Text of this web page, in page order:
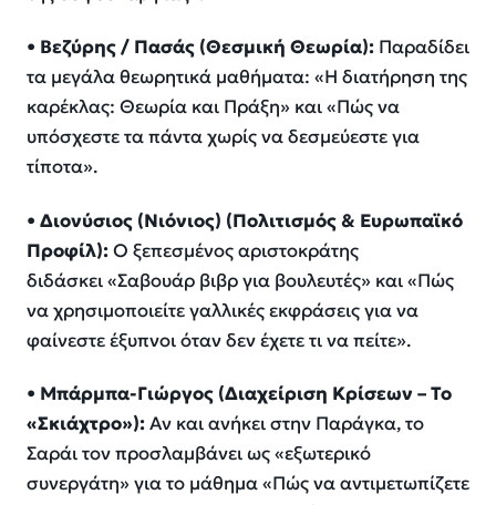
• Βεζύρης/ Πασάς (Θεσμική Θεωρία): Παραδίδει
τα μεγάλα θεωρητικά μαθήματα: «Η διατήρηση της
καρέκλας: Θεωρία και Πράξη» και«Πώς να
υπόσχεστε τα πάντα χωρίς να δεσμεύεστε για
τίποτα».
• Διονύσιος (Νιόνιος) (Πολιτισμός & Ευρωπαϊκό
Προφίλ):Ο ξεπεσμένος αριστοκράτης
διδάσκει«Σαβουάρ βιβργια βουλευτές» και«Πώς
να χρησιμοποιείτε γαλλικές εκφράσεις για να
φαίνεστε έξυπνοι όταν δεν έχετε τι να πείτε».
• Μπάρμπα-Γιώργος (Διαχείριση Κρίσεων – Το
«Σκιάχτρο»):Αν και ανήκει στην Παράγκα, το
Σαράι τον προσλαμβάνει ως «εξωτερικό
συνεργάτη» για το μάθημα«Πώς να αντιμετωπίζετε